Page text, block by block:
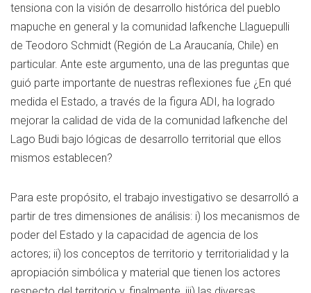
tensiona con la visión de desarrollo histórica del pueblo
mapuche en general y la comunidad lafkenche Llaguepulli
de Teodoro Schmidt (Región de La Araucanía, Chile) en
particular. Ante este argumento, una de las preguntas que
guió parte importante de nuestras reflexiones fue ¿En qué
medida el Estado, a través de la figura ADI, ha logrado
mejorar la calidad de vida de la comunidad lafkenche del
Lago Budi bajo lógicas de desarrollo territorial que ellos
mismos establecen?
Para este propósito, el trabajo investigativo se desarrolló a
partir de tres dimensiones de análisis: i) los mecanismos de
poder del Estado y la capacidad de agencia de los
actores; ii) los conceptos de territorio y territorialidad y la
apropiación simbólica y material que tienen los actores